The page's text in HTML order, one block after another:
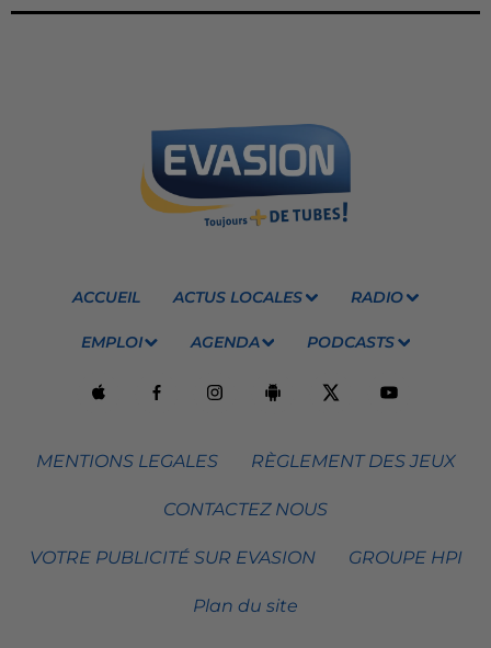
ACCUEIL ACTUS LOCALES RADIO
EMPLOI AGENDA PODCASTS
MENTIONS LEGALES RÈGLEMENT DES JEUX
CONTACTEZ NOUS
VOTRE PUBLICITÉ SUR EVASION GROUPE HPI
Plan du site